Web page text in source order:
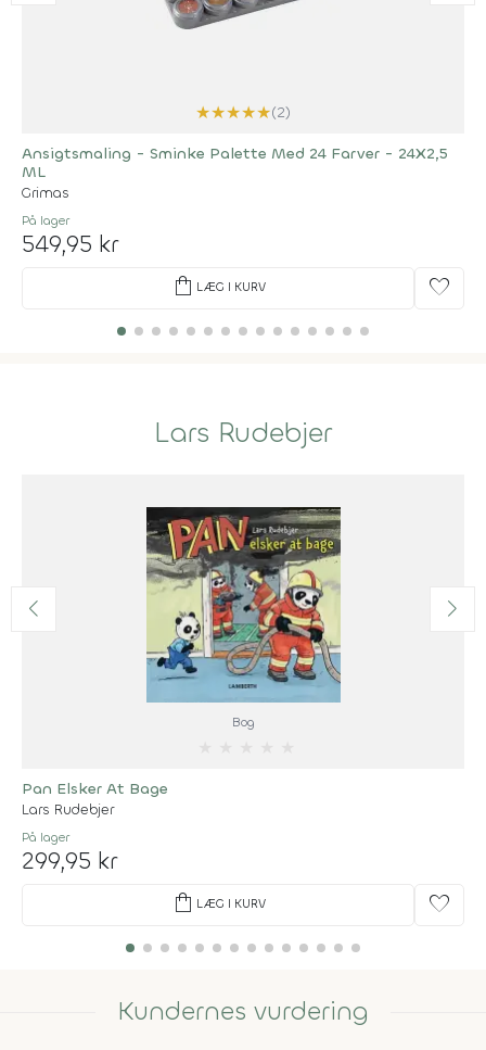
★★★★★(2)
Ansigtsmaling - Sminke Palette Med 24 Farver - 24X2,5
ML
Grimas
På lager
549,95 kr
shopping_bag LÆG I KURV favorite
Lars Rudebjer
Bog
Pan Elsker At Bage
Lars Rudebjer
På lager
299,95 kr
shopping_bag LÆG I KURV favorite
Kundernes vurdering